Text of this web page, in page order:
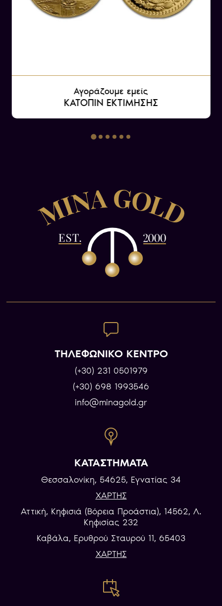
Αγοράζουμε εμείς
ΚΑΤΟΠΙΝ ΕΚΤΙΜΗΣΗΣ
ΤΗΛΕΦΩΝΙΚΟ ΚΕΝΤΡΟ
(+30) 231 0501979
(+30) 698 1993546
info@minagold.gr
ΚΑΤΑΣΤΗΜΑΤΑ
Θεσσαλονίκη, 54625, Εγνατίας 34
ΧΑΡΤΗΣ
Αττική, Κηφισιά (Βόρεια Προάστια), 14562, Λ.
Κηφισίας 232
Καβάλα, Eρυθρού Σταυρού 11, 65403
ΧΑΡΤΗΣ